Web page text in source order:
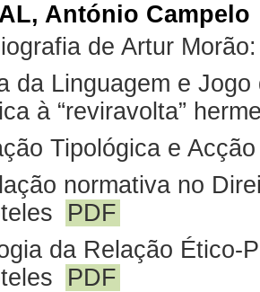
António Campelo
de Artur
da Linguagem e
à “reviravolta”
Tipológica e
normativa no
PDF
da Relação Ético-
PDF